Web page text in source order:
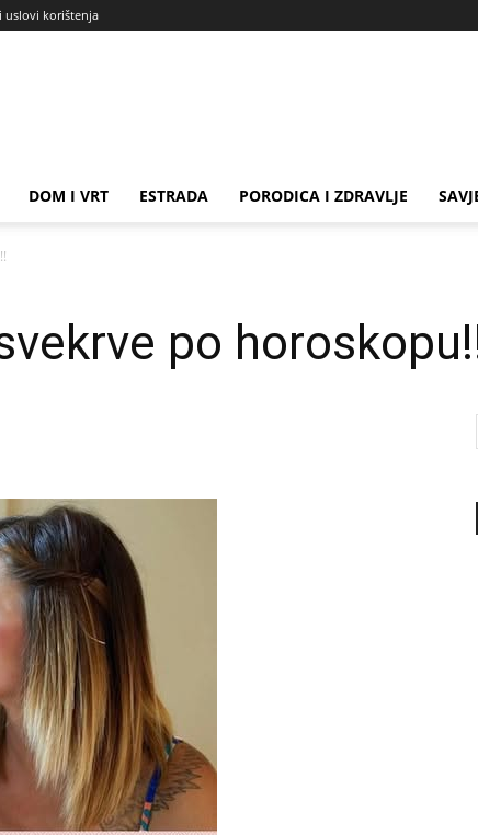
uslovi korištenja
DOM I VRT ESTRADA PORODICA I ZDRAVLJE
po